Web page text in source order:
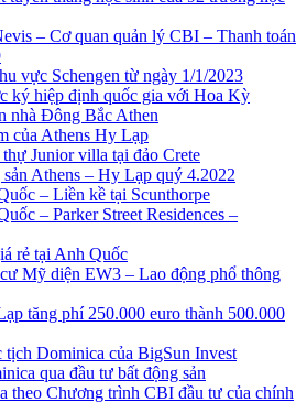
– Cơ quan quản lý CBI – Thanh toán
vực Schengen từ ngày 1/1/2023
ký hiệp định quốc gia với Hoa Kỳ
nhà Đông Bắc Athen
của Athens Hy Lạp
Junior villa tại đảo Crete
Athens – Hy Lạp quý 4.2022
– Liền kề tại Scunthorpe
– Parker Street Residences –
rẻ tại Anh Quốc
Mỹ diện EW3 – Lao động phổ thông
tăng phí 250.000 euro thành 500.000
tịch Dominica của BigSun Invest
qua đầu tư bất động sản
theo Chương trình CBI đầu tư của chính